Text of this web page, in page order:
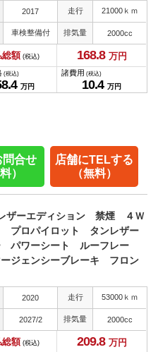
2017 走行 21000ｋｍ
車検整備付 排気量 2000cc
総額 (税込) 168.8 万円
(税込)
4 万円
諸費用 (税込)
10.4 万円
問合せ
）
店舗にTELする
（無料）
ザーエディション 禁煙 ４Ｗ
プロパイロット タンレザー
パワーシート ルーフレー
ジェンシーブレーキ フロン
2020 走行 53000ｋｍ
2027/2 排気量 2000cc
総額 (税込) 209.8 万円